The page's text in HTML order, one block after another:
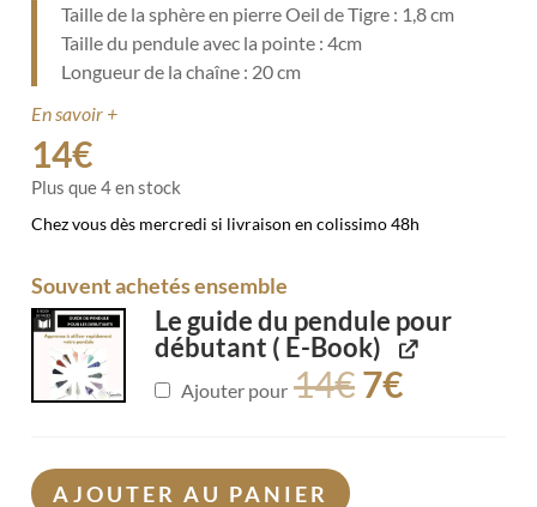
Taille de la sphère en pierre Oeil de Tigre : 1,8 cm
Taille du pendule avec la pointe : 4cm
Longueur de la chaîne : 20 cm
En savoir +
14€
Plus que 4 en stock
Chez vous dès mercredi si livraison en colissimo 48h
Souvent achetés ensemble
Le guide du pendule pour
débutant ( E-Book)
Ajouter pour 14€7€
AJOUTER AU PANIER